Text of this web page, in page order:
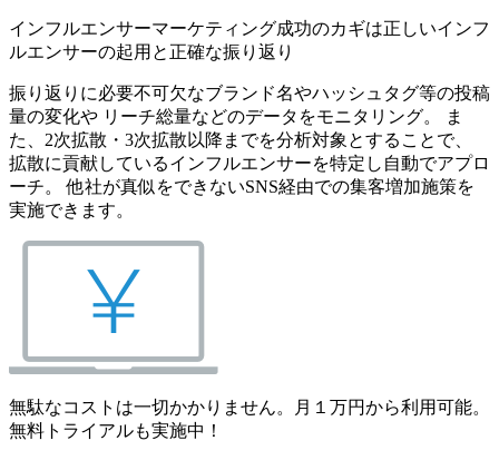
インフルエンサーマーケティング成功のカギは正しいインフ
ルエンサーの起用と正確な振り返り
振り返りに必要不可欠なブランド名やハッシュタグ等の投稿
量の変化や リーチ総量などのデータをモニタリング。 ま
た、2次拡散・3次拡散以降までを分析対象とすることで、
拡散に貢献しているインフルエンサーを特定し自動でアプロ
ーチ。 他社が真似をできないSNS経由での集客増加施策を
実施できます。
無駄なコストは一切かかりません。月１万円から利用可能。
無料トライアルも実施中！